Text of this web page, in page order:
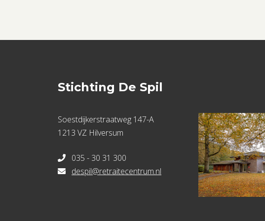
Stichting De Spil
Soestdijkerstraatweg 147-A
1213 VZ Hilversum
035 - 30 31 300
despil@retraitecentrum.nl